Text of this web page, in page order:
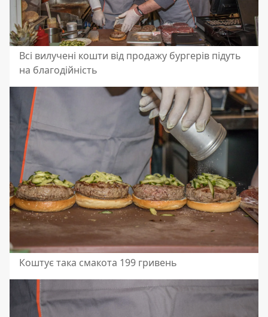
Всі вилучені кошти від продажу бургерів підуть
на благодійність
Коштує така смакота 199 гривень